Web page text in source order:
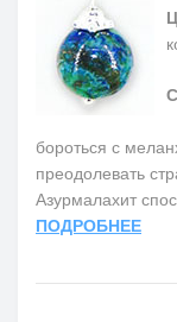
бороться с
преодолевать
Азурмалахит
ПОДРОБНЕЕ